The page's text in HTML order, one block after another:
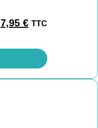
7,95 € TTC